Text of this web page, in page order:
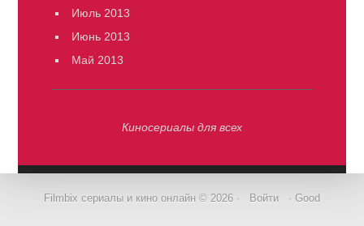
Июль 2013
Июнь 2013
Май 2013
Киносериалы для всех
Filmbix сериалы и кино онлайн © 2026 · Войти · Good